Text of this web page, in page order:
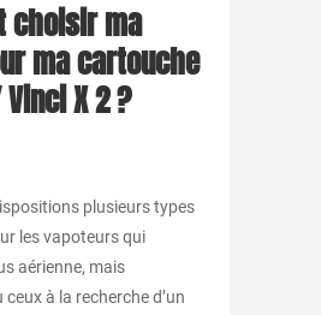
choisir ma
ma cartouche
X 2 ?
plusieurs types
les vapoteurs qui
aérienne, mais
à la recherche d’un